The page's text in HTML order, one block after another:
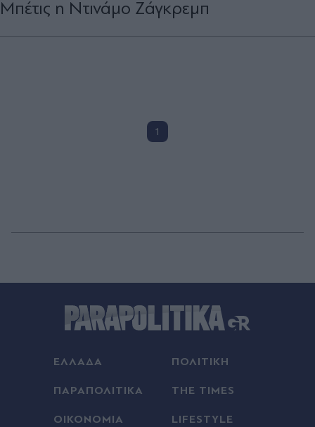
Μπέτις η Ντινάμο Ζάγκρεμπ
1
ΕΛΛΑΔΑ ΠΟΛΙΤΙΚΗ
ΠΑΡΑΠΟΛΙΤΙΚΑ THE TIMES
ΟΙΚΟΝΟΜΙΑ LIFESTYLE